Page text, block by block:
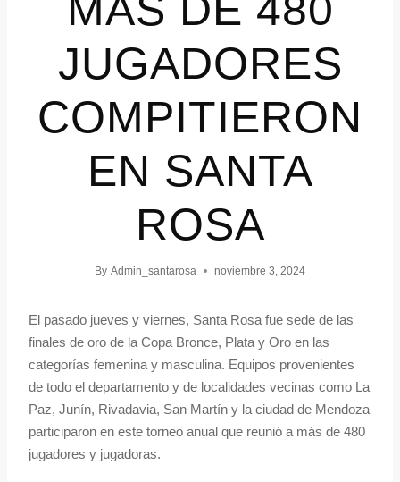
MÁS DE 480
JUGADORES
COMPITIERON
EN SANTA
ROSA
By Admin_santarosa noviembre 3, 2024
El pasado jueves y viernes, Santa Rosa fue sede de las
finales de oro de la Copa Bronce, Plata y Oro en las
categorías femenina y masculina. Equipos provenientes
de todo el departamento y de localidades vecinas como La
Paz, Junín, Rivadavia, San Martín y la ciudad de Mendoza
participaron en este torneo anual que reunió a más de 480
jugadores y jugadoras.